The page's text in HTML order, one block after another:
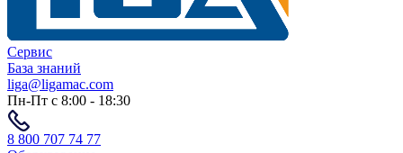
Сервис
База знаний
liga@ligamac.com
Пн-Пт с 8:00 - 18:30
8 800 707 74 77